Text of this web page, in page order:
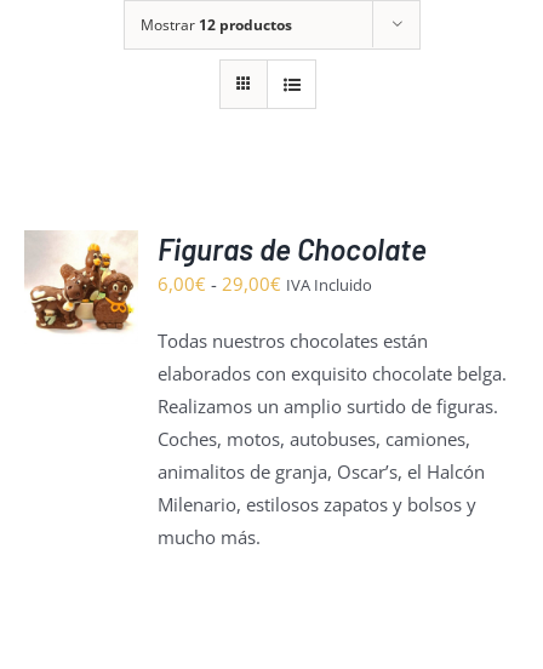
Mostrar 12 productos
Figuras de Chocolate
6,00€ - 29,00€ Rango
precios:
desde
6,00€
hasta
29,00€
IVA Incluido
Todas nuestros chocolates están
elaborados con exquisito chocolate belga.
Realizamos un amplio surtido de figuras.
Coches, motos, autobuses, camiones,
animalitos de granja, Oscar’s, el Halcón
Milenario, estilosos zapatos y bolsos y
mucho más.